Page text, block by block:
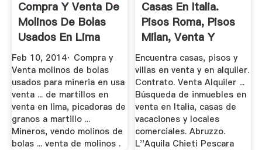
Compra Y Venta De
Molinos De Bolas
Usados En Lima
YouTube
Feb 10, 2014· Compra y
Venta molinos de bolas
usados para mineria en usa
venta ... de martillos en
venta en lima, picadoras de
granos a martillo ...
Mineros, vendo molinos de
bolas ... venta de molinos .
Casas En Italia.
Pisos Roma, Pisos
Milan, Venta Y
Alquiler ...
Encuentra casas, pisos y
villas en venta y en alquiler.
Contrato. Venta Alquiler ...
Búsqueda de inmuebles en
venta en Italia, casas de
vacaciones y locales
comerciales. Abruzzo.
L''Aquila Chieti Pescara